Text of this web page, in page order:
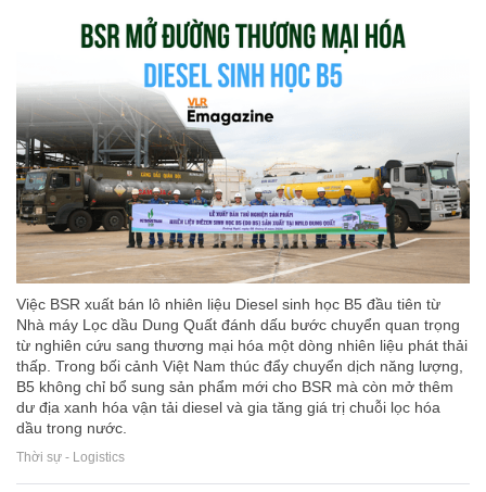
Việc BSR xuất bán lô nhiên liệu Diesel sinh học B5 đầu tiên từ
Nhà máy Lọc dầu Dung Quất đánh dấu bước chuyển quan trọng
từ nghiên cứu sang thương mại hóa một dòng nhiên liệu phát thải
thấp. Trong bối cảnh Việt Nam thúc đẩy chuyển dịch năng lượng,
B5 không chỉ bổ sung sản phẩm mới cho BSR mà còn mở thêm
dư địa xanh hóa vận tải diesel và gia tăng giá trị chuỗi lọc hóa
dầu trong nước.
Thời sự - Logistics